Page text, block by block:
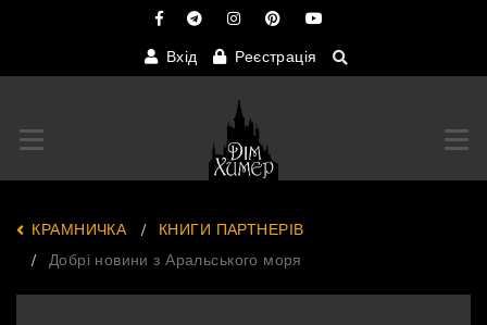
Вхід Реєстрація
Переключити навігацію
КРАМНИЧКА
КНИГИ ПАРТНЕРІВ
Добрі новини з Аральського моря